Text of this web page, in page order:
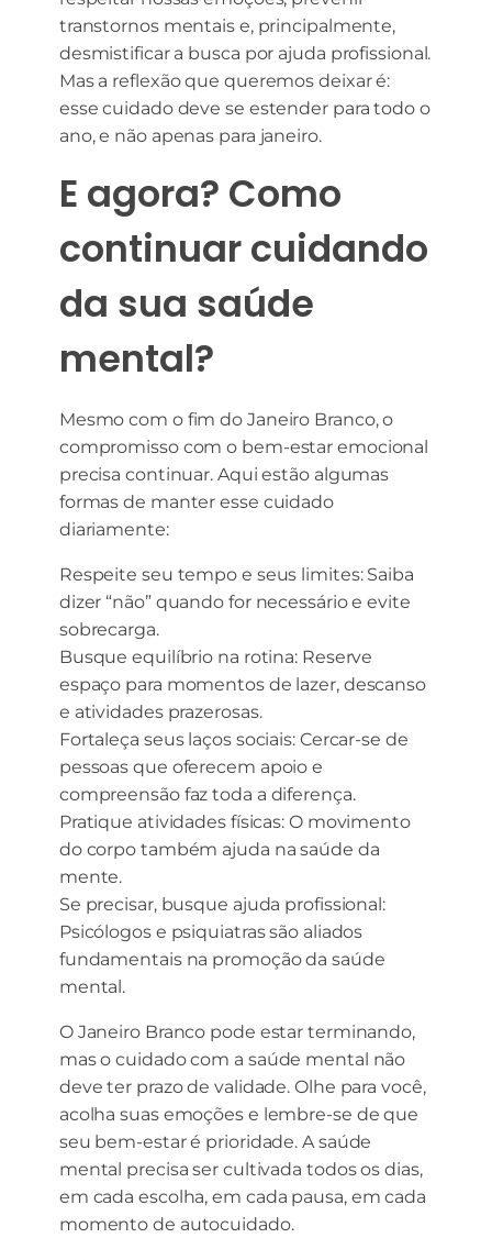
transtornos mentais e, principalmente,
desmistificar a busca por ajuda profissional.
Mas a reflexão que queremos deixar é:
esse cuidado deve se estender para todo o
ano, e não apenas para janeiro.
E agora? Como
continuar cuidando
da sua saúde
mental?
Mesmo com o fim do Janeiro Branco, o
compromisso com o bem-estar emocional
precisa continuar. Aqui estão algumas
formas de manter esse cuidado
diariamente:
Respeite seu tempo e seus limites: Saiba
dizer “não” quando for necessário e evite
sobrecarga.
Busque equilíbrio na rotina: Reserve
espaço para momentos de lazer, descanso
e atividades prazerosas.
Fortaleça seus laços sociais: Cercar-se de
pessoas que oferecem apoio e
compreensão faz toda a diferença.
Pratique atividades físicas: O movimento
do corpo também ajuda na saúde da
mente.
Se precisar, busque ajuda profissional:
Psicólogos e psiquiatras são aliados
fundamentais na promoção da saúde
mental.
O Janeiro Branco pode estar terminando,
mas o cuidado com a saúde mental não
deve ter prazo de validade. Olhe para você,
acolha suas emoções e lembre-se de que
seu bem-estar é prioridade. A saúde
mental precisa ser cultivada todos os dias,
em cada escolha, em cada pausa, em cada
momento de autocuidado.